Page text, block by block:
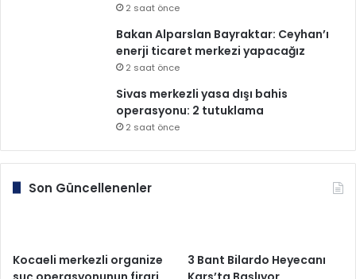
2 saat önce
Bakan Alparslan Bayraktar: Ceyhan’ı
enerji ticaret merkezi yapacağız
2 saat önce
Sivas merkezli yasa dışı bahis
operasyonu: 2 tutuklama
2 saat önce
Son Güncellenenler
Kocaeli merkezli organize
3 Bant Bilardo Heyecanı